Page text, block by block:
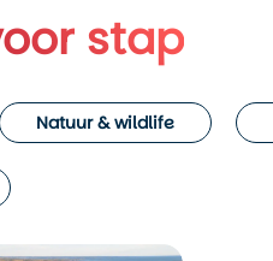
stap
Natuur & wildlife